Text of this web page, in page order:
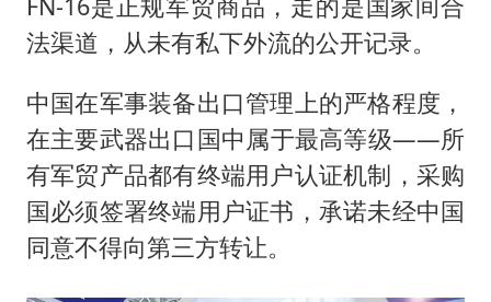
法渠道，从未有私下外流的公开记录。
中国在军事装备出口管理上的严格程度，
在主要武器出口国中属于最高等级——所
有军贸产品都有终端用户认证机制，采购
国必须签署终端用户证书，承诺未经中国
同意不得向第三方转让。